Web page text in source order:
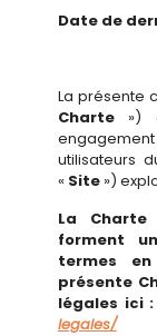
Date de
La présente
Charte») a
utilisateurs
« Site »)
La
forment
termes
présente
légales ici
legales/